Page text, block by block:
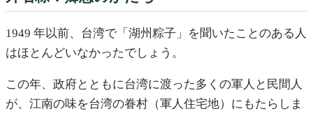
1949 年以前、台湾で「湖州粽子」を聞いたことのある人
はほとんどいなかったでしょう。
この年、政府とともに台湾に渡った多くの軍人と民間人
が、江南の味を台湾の眷村（軍人住宅地）にもたらしま